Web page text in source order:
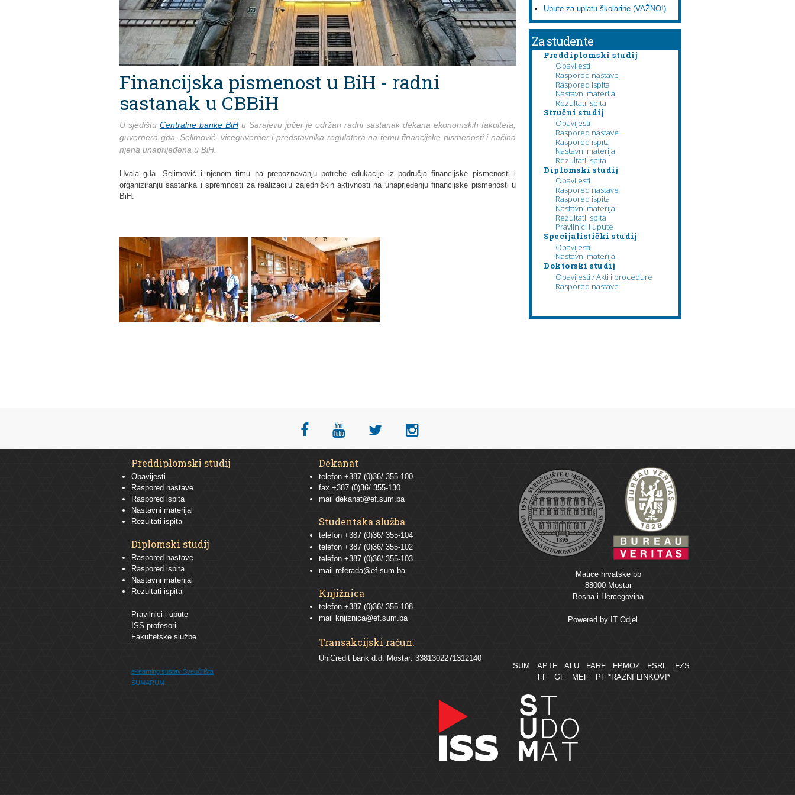
Financijska pismenost u BiH - radni
sastanak u CBBiH
U sjedištu Centralne banke BiHu Sarajevu jučer je održan radni sastanak dekana ekonomskih fakulteta,
guvernera gđa. Selimović, viceguverner i predstavnika regulatora na temu financijske pismenosti i načina
njena unaprijeđena u BiH.
Hvala gđa. Selimović i njenom timu na prepoznavanju potrebe edukacije iz područja financijske pismenosti i
organiziranju sastanka i spremnosti za realizaciju zajedničkih aktivnosti na unaprjeđenju financijske pismenosti u
BiH.
Upute za uplatu školarine (VAŽNO!)
Za studente
Preddiplomski studij
Obavijesti
Raspored nastave
Raspored ispita
Nastavni materijal
Rezultati ispita
Stručni studij
Obavijesti
Raspored nastave
Raspored ispita
Nastavni materijal
Rezultati ispita
Diplomski studij
Obavijesti
Raspored nastave
Raspored ispita
Nastavni materijal
Rezultati ispita
Pravilnici i upute
Specijalistički studij
Obavijesti
Nastavni materijal
Doktorski studij
Obavijesti / Akti i procedure
Raspored nastave
Preddiplomski studij
Obavijesti
Raspored nastave
Raspored ispita
Nastavni materijal
Rezultati ispita
Diplomski studij
Raspored nastave
Raspored ispita
Nastavni materijal
Rezultati ispita
Pravilnici i upute
ISS profesori
Fakultetske službe
e-learning sustav Sveučilišta
SUMARUM
Dekanat
telefon +387 (0)36/ 355-100
fax +387 (0)36/ 355-130
mail dekanat@ef.sum.ba
Studentska služba
telefon +387 (0)36/ 355-104
telefon +387 (0)36/ 355-102
telefon +387 (0)36/ 355-103
mail referada@ef.sum.ba
Knjižnica
telefon +387 (0)36/ 355-108
mail
knjiznica@ef.sum.ba
Transakcijski račun:
UniCredit bank d.d. Mostar: 3381302271312140
Matice hrvatske bb
88000 Mostar
Bosna i Hercegovina
Powered by IT Odjel
SUM APTF ALU FARF FPMOZ FSRE
FZS
FF
GF MEF PF *RAZNI LINKOVI*